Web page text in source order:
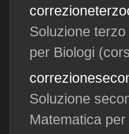
Soluzione
per Biologi
Soluzione
Matematica